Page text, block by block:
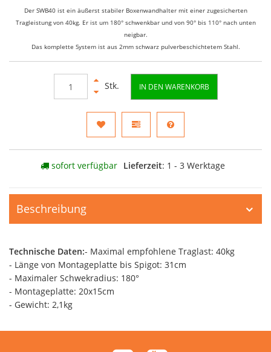
Der SWB40 ist ein äußerst stabiler Boxenwandhalter mit einer zugesicherten
Tragleistung von 40kg. Er ist um 180° schwenkbar und von 90° bis 110° nach unten
neigbar.
Das komplette System ist aus 2mm schwarz pulverbeschichtetem Stahl.
Stk. IN DEN WARENKORB
sofort verfügbar Lieferzeit: 1 - 3 Werktage
Beschreibung
Technische Daten:- Maximal empfohlene Traglast: 40kg
- Länge von Montageplatte bis Spigot: 31cm
- Maximaler Schwekradius: 180°
- Montageplatte: 20x15cm
- Gewicht: 2,1kg